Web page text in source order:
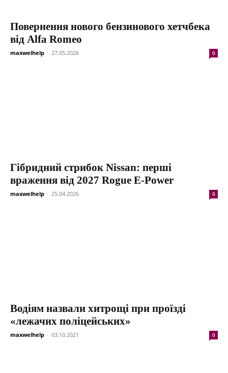
Повернення нового бензинового хетчбека
від Alfa Romeo
maxwelhelp - 27.05.2026 0
Гібридний стрибок Nissan: перші
враження від 2027 Rogue E-Power
maxwelhelp - 25.04.2026 0
Водіям назвали хитрощі при проїзді
«лежачих поліцейських»
maxwelhelp - 03.10.2021 0